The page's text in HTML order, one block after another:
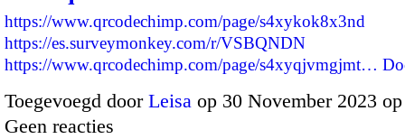
https://www.qrcodechimp.com/page/s4xykok8x3nd
https://es.surveymonkey.com/r/VSBQNDN
https://www.qrcodechimp.com/page/s4xyqjvmgjmt…
Toegevoegd door Leisa op 30 November 2023
Geen reacties